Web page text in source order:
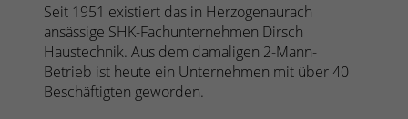
Seit 1951 existiert das in Herzogenaurach
ansässige SHK-Fachunternehmen Dirsch
Haustechnik. Aus dem damaligen 2-Mann-
Betrieb ist heute ein Unternehmen mit über 40
Beschäftigten geworden.